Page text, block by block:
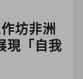
坊非洲
現「自我